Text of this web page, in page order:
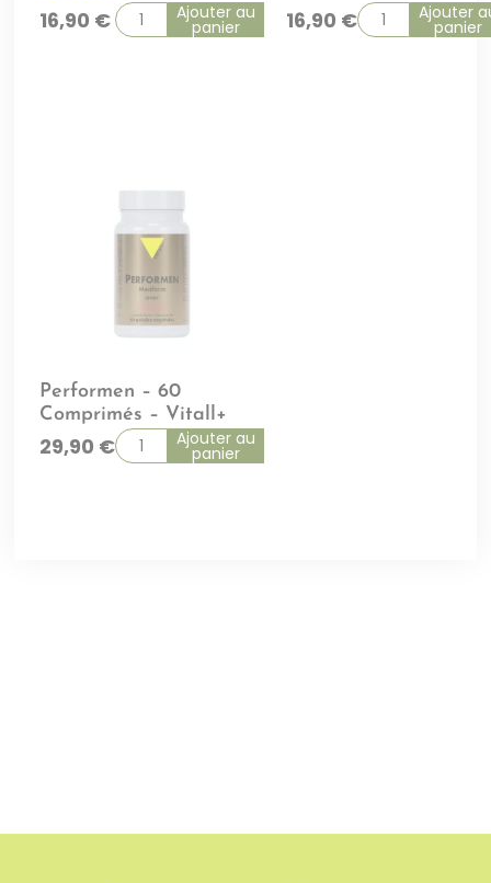
16,90 € Ajouter au
panier 16,90 € Ajouter
panier
Performen – 60
Comprimés – Vitall+
29,90 € Ajouter au
panier